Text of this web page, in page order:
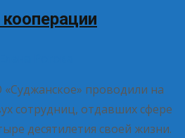
проводили на
сотрудниц, отдавших сфере
десятилетия своей жизни.